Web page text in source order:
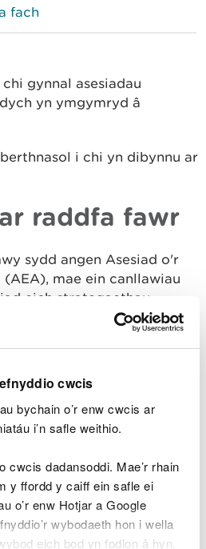
cwcis
bychain o’r enw cwcis ar
i’n safle weithio.
cwcis dadansoddi. Mae’r rhain
y ffordd y caiff ein safle ei
o’r enw Hotjar a Google
wybodaeth hon i wella
eich bod yn fodlon â hyn.
fach
gynnal asesiadau
yn ymgymryd â
berthnasol i chi yn dibynnu ar
raddfa fawr
sydd angen Asesiad o'r
mae ein canllawiau
eich strategaethau
defnydd o fodelu rhifiadol.
datblygu morol
eraill megis
ffrydiau llanwol
arbennig lle maen nhw’n